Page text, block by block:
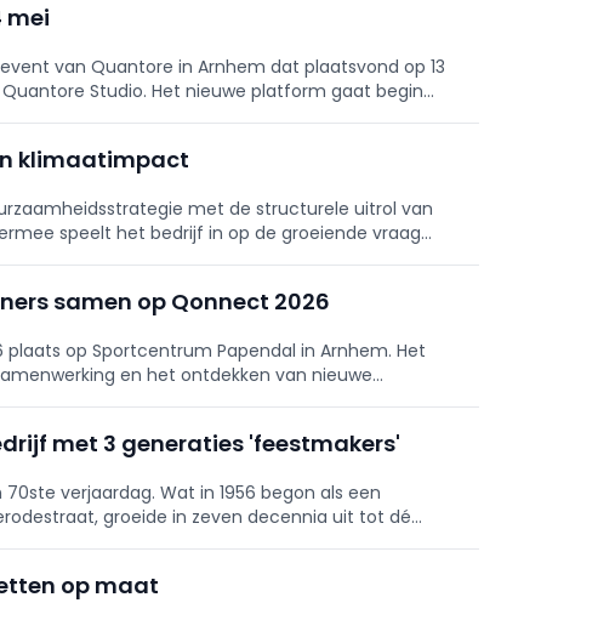
mei
van Quantore in Arnhem dat plaatsvond op 13
Studio. Het nieuwe platform gaat begin
klimaatimpact
met de structurele uitrol van
speelt het bedrijf in op de groeiende vraag
samen op Qonnect 2026
op Sportcentrum Papendal in Arnhem. Het
en het ontdekken van nieuwe
met 3 generaties 'feestmakers'
verjaardag. Wat in 1956 begon als een
groeide in zeven decennia uit tot dé
op maat